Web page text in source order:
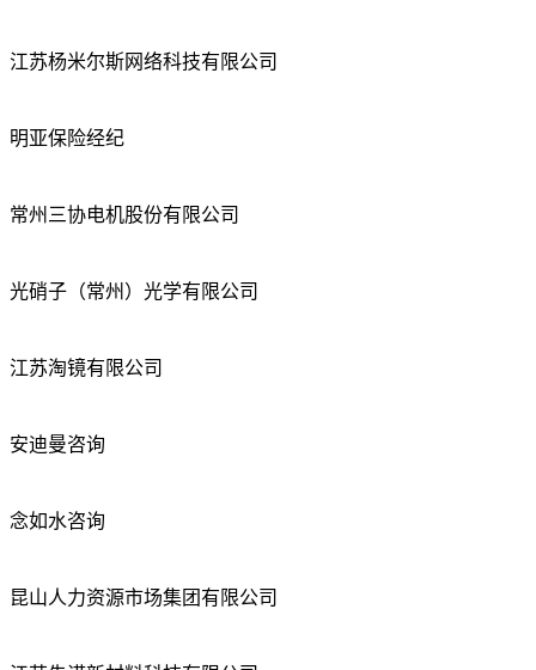
江苏杨米尔斯网络科技有限公司
明亚保险经纪
常州三协电机股份有限公司
光硝子（常州）光学有限公司
江苏淘镜有限公司
安迪曼咨询
念如水咨询
昆山人力资源市场集团有限公司